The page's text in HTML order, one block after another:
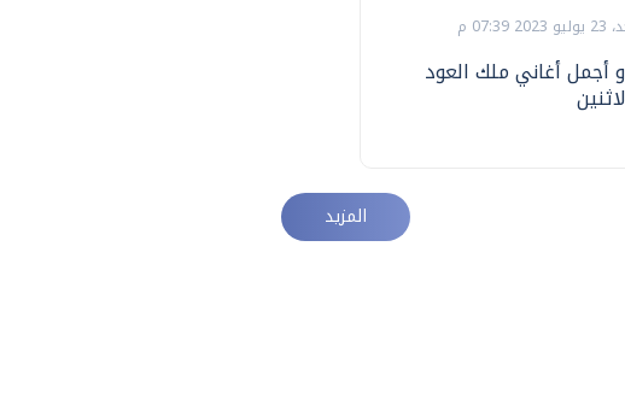
07:39 م
أغاني ملك العود
المزيد